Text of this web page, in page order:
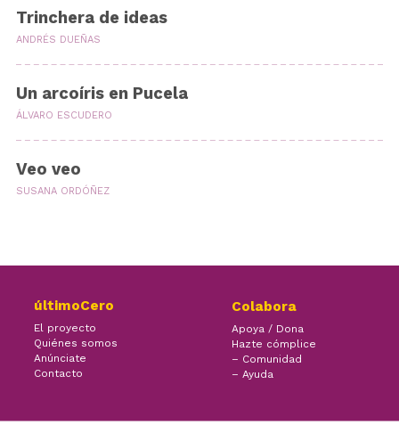
Trinchera de ideas
ANDRÉS DUEÑAS
Un arcoíris en Pucela
ÁLVARO ESCUDERO
Veo veo
SUSANA ORDÓÑEZ
últimoCero
El proyecto
Quiénes somos
Anúnciate
Contacto
Colabora
Apoya / Dona
Hazte cómplice
– Comunidad
– Ayuda